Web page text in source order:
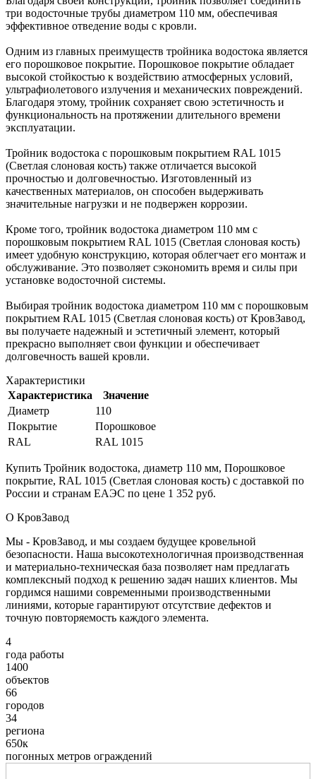
три водосточные трубы диаметром 110 мм, обеспечивая
эффективное отведение воды с кровли.
Одним из главных преимуществ тройника водостока является
его порошковое покрытие. Порошковое покрытие обладает
высокой стойкостью к воздействию атмосферных условий,
ультрафиолетового излучения и механических повреждений.
Благодаря этому, тройник сохраняет свою эстетичность и
функциональность на протяжении длительного времени
эксплуатации.
Тройник водостока с порошковым покрытием RAL 1015
(Светлая слоновая кость) также отличается высокой
прочностью и долговечностью. Изготовленный из
качественных материалов, он способен выдерживать
значительные нагрузки и не подвержен коррозии.
Кроме того, тройник водостока диаметром 110 мм с
порошковым покрытием RAL 1015 (Светлая слоновая кость)
имеет удобную конструкцию, которая облегчает его монтаж и
обслуживание. Это позволяет сэкономить время и силы при
установке водосточной системы.
Выбирая тройник водостока диаметром 110 мм с порошковым
покрытием RAL 1015 (Светлая слоновая кость) от КровЗавод,
вы получаете надежный и эстетичный элемент, который
прекрасно выполняет свои функции и обеспечивает
долговечность вашей кровли.
Характеристики
Характеристика
Значение
Диаметр
110
Покрытие
Порошковое
RAL
RAL 1015
Купить Тройник водостока, диаметр 110 мм, Порошковое
покрытие, RAL 1015 (Светлая слоновая кость) с доставкой по
России и странам ЕАЭС по цене 1 352 руб.
О КровЗавод
Мы - КровЗавод, и мы создаем будущее кровельной
безопасности. Наша высокотехнологичная производственная
и материально-техническая база позволяет нам предлагать
комплексный подход к решению задач наших клиентов. Мы
гордимся нашими современными производственными
линиями, которые гарантируют отсутствие дефектов и
точную повторяемость каждого элемента.
4
года работы
1400
объектов
66
городов
34
региона
650к
погонных метров ограждений